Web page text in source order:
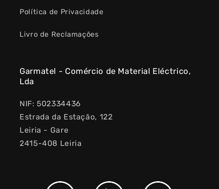
Política de Privacidade
Livro de Reclamações
Garmatel - Comércio de Material Eléctrico,
Lda
NIF: 502334436
Estrada da Estação, 122
Leiria - Gare
2415-408 Leiria